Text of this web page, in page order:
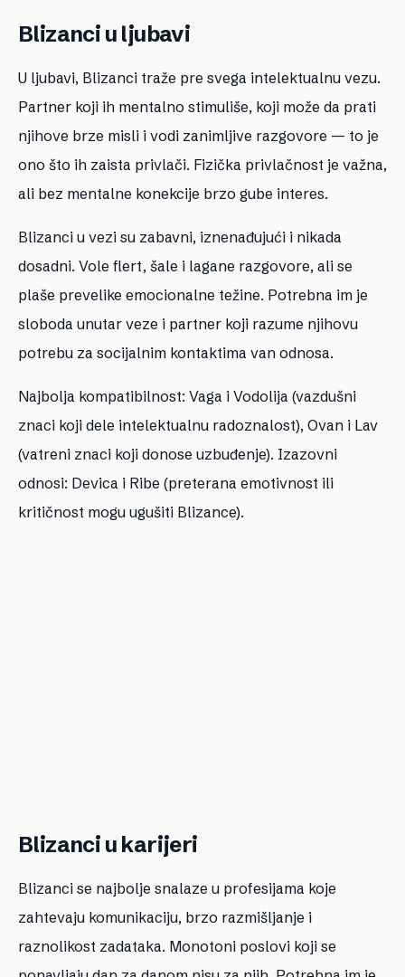
Blizanci u ljubavi
U ljubavi, Blizanci traže pre svega intelektualnu vezu.
Partner koji ih mentalno stimuliše, koji može da prati
njihove brze misli i vodi zanimljive razgovore — to je
ono što ih zaista privlači. Fizička privlačnost je važna,
ali bez mentalne konekcije brzo gube interes.
Blizanci u vezi su zabavni, iznenađujući i nikada
dosadni. Vole flert, šale i lagane razgovore, ali se
plaše prevelike emocionalne težine. Potrebna im je
sloboda unutar veze i partner koji razume njihovu
potrebu za socijalnim kontaktima van odnosa.
Najbolja kompatibilnost: Vaga i Vodolija (vazdušni
znaci koji dele intelektualnu radoznalost), Ovan i Lav
(vatreni znaci koji donose uzbuđenje). Izazovni
odnosi: Devica i Ribe (preterana emotivnost ili
kritičnost mogu ugušiti Blizance).
Blizanci u karijeri
Blizanci se najbolje snalaze u profesijama koje
zahtevaju komunikaciju, brzo razmišljanje i
raznolikost zadataka. Monotoni poslovi koji se